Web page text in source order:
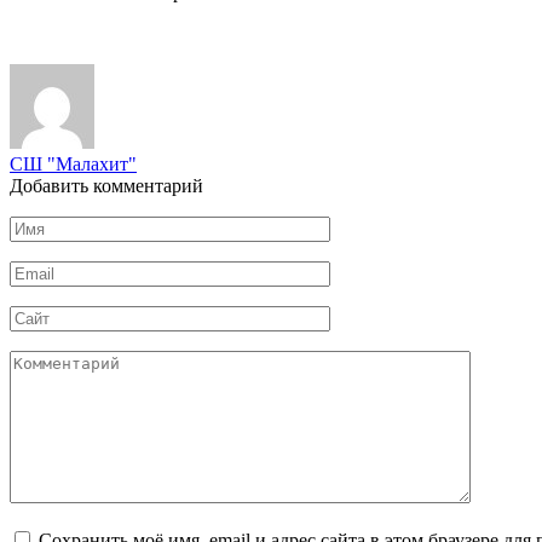
СШ "Малахит"
Добавить комментарий
Имя
*
Email
*
Сайт
Комментарий